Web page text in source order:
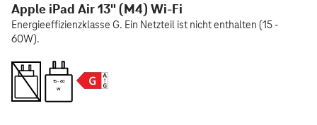
Apple iPad Air 13" (M4) Wi-Fi
Energieeffizienzklasse G. Ein Netzteil ist nicht enthalten (15 -
60W).
15 - 60
W